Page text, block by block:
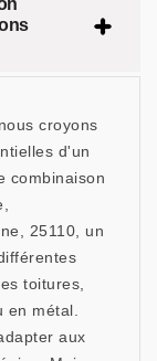
croyons
d'un
combinaison
25110, un
toitures,
en métal.
aux